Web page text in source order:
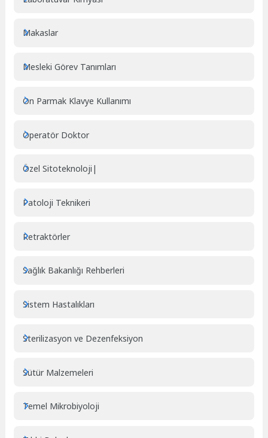
Makaslar
Mesleki Görev Tanımları
On Parmak Klavye Kullanımı
Operatör Doktor
Özel Sitoteknoloji|
Patoloji Teknikeri
Retraktörler
Sağlık Bakanlığı Rehberleri
Sistem Hastalıkları
Sterilizasyon ve Dezenfeksiyon
Sütür Malzemeleri
Temel Mikrobiyoloji